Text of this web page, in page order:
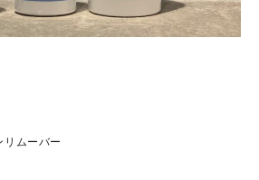
リムーバー